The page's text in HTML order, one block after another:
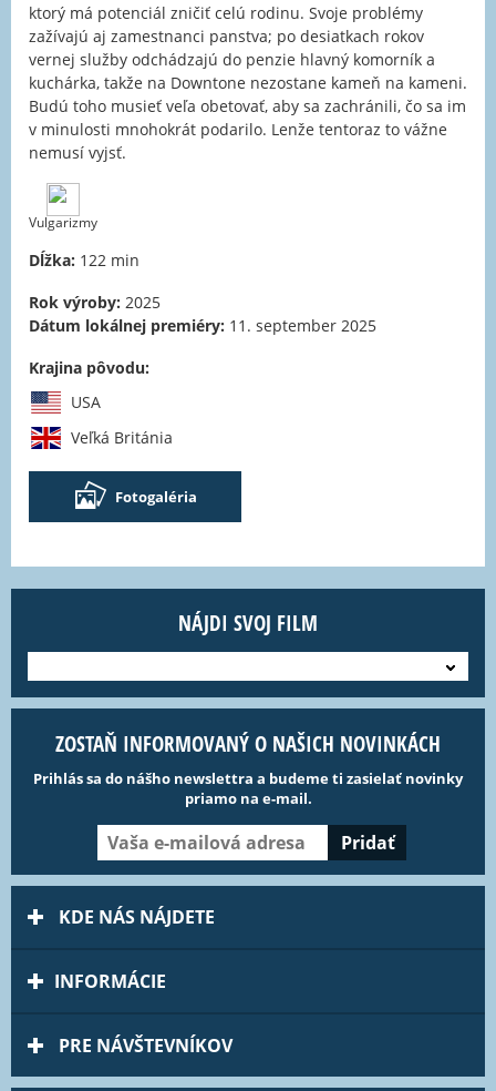
ktorý má potenciál zničiť celú rodinu. Svoje problémy
zažívajú aj zamestnanci panstva; po desiatkach rokov
vernej služby odchádzajú do penzie hlavný komorník a
kuchárka, takže na Downtone nezostane kameň na kameni.
Budú toho musieť veľa obetovať, aby sa zachránili, čo sa im
v minulosti mnohokrát podarilo. Lenže tentoraz to vážne
nemusí vyjsť.
Vulgarizmy
Dĺžka: 122 min
Rok výroby: 2025
Dátum lokálnej premiéry: 11. september 2025
Krajina pôvodu:
USA
Veľká Británia
Fotogaléria
NÁJDI SVOJ FILM
ZOSTAŇ INFORMOVANÝ O NAŠICH NOVINKÁCH
Prihlás sa do nášho newslettra a budeme ti zasielať novinky
priamo na e-mail.
KDE NÁS NÁJDETE
INFORMÁCIE
PRE NÁVŠTEVNÍKOV